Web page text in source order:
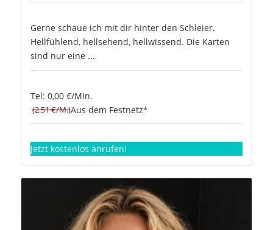
Gerne schaue ich mit dir hinter den Schleier.
Hellfühlend, hellsehend, hellwissend. Die Karten
sind nur eine ...
Tel: 0,00 €/Min.
(2.51 €/M.)Aus dem Festnetz*
Jetzt kostenlos anrufen!